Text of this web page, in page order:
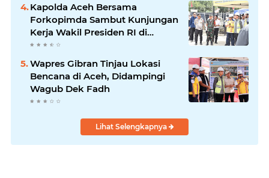
Kapolda Aceh Bersama
Forkopimda Sambut Kunjungan
Kerja Wakil Presiden RI di
Kabupaten Bireuen
Wapres Gibran Tinjau Lokasi
Bencana di Aceh, Didampingi
Wagub Dek Fadh
Lihat Selengkapnya